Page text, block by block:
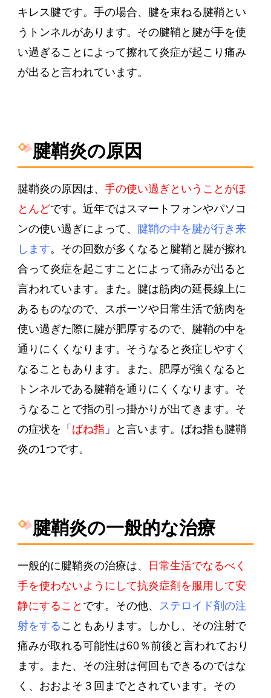
キレス腱です。手の場合、腱を束ねる腱鞘とい
うトンネルがあります。その腱鞘と腱が手を使
い過ぎることによって擦れて炎症が起こり痛み
が出ると言われています。
腱鞘炎の原因
腱鞘炎の原因は、 手の使い過ぎということがほ
とんどです。近年ではスマートフォンやパソコ
ンの使い過ぎによって、 腱鞘の中を腱が行き来
します。その回数が多くなると腱鞘と腱が擦れ
合って炎症を起こすことによって痛みが出ると
言われています。また。腱は筋肉の延長線上に
あるものなので、スポーツや日常生活で筋肉を
使い過ぎた際に腱が肥厚するので、腱鞘の中を
通りにくくなります。そうなると炎症しやすく
なることもあります。また、肥厚が強くなると
トンネルである腱鞘を通りにくくなります。そ
うなることで指の引っ掛かりが出てきます。そ
の症状を「ばね指 」と言います。ばね指も腱鞘
炎の1つです。
腱鞘炎の一般的な治療
一般的に腱鞘炎の治療は、 日常生活でなるべく
手を使わないようにして抗炎症剤を服用して安
静にすること です。その他、 ステロイド剤の注
射をすることもあります。しかし、その注射で
痛みが取れる可能性は60％前後と言われており
ます。また、その注射は何回もできるのではな
く、おおよそ３回までとされています。その